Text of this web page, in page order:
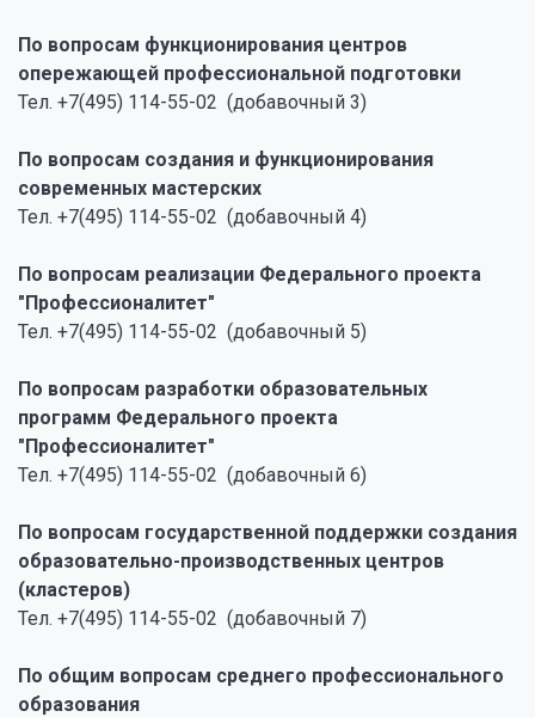
По вопросам функционирования центров
опережающей профессиональной подготовки
Тел. +7(495) 114-55-02 (добавочный 3)
По вопросам создания и функционирования
современных мастерских
Тел. +7(495) 114-55-02 (добавочный 4)
По вопросам реализации Федерального проекта
"Профессионалитет"
Тел. +7(495) 114-55-02 (добавочный 5)
По вопросам разработки образовательных
программ Федерального проекта
"Профессионалитет"
Тел. +7(495) 114-55-02 (добавочный 6)
По вопросам государственной поддержки создания
образовательно-производственных центров
(кластеров)
Тел. +7(495) 114-55-02 (добавочный 7)
По общим вопросам среднего профессионального
образования